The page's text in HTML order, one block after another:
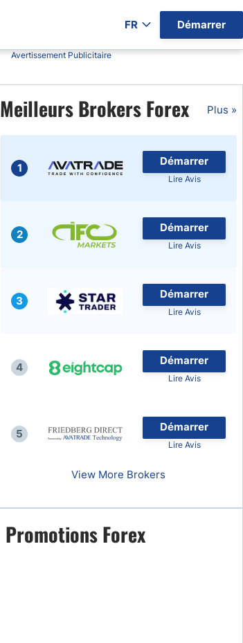
Démarrer
FR
Avertissement Publicitaire
Meilleurs Brokers Forex Plus »
1
Démarrer
Lire Avis
2
Démarrer
Lire Avis
3
Démarrer
Lire Avis
4
Démarrer
Lire Avis
5
Démarrer
Lire Avis
View More Brokers
Promotions Forex